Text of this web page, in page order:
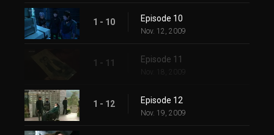
1 - 10 Episode 10
Nov. 12, 2009
1 - 11 Episode 11
Nov. 18, 2009
1 - 12 Episode 12
Nov. 19, 2009